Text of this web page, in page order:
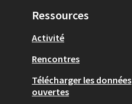
Ressources
Activité
Rencontres
Télécharger les données
ouvertes